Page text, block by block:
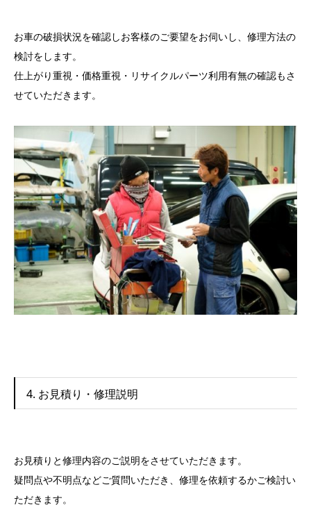
お車の破損状況を確認しお客様のご要望をお伺いし、修理方法の
検討をします。
仕上がり重視・価格重視・リサイクルパーツ利用有無の確認もさ
せていただきます。
4. お見積り・修理説明
お見積りと修理内容のご説明をさせていただきます。
疑問点や不明点などご質問いただき、修理を依頼するかご検討い
ただきます。